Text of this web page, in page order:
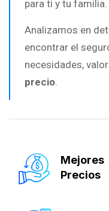
para ti y tu familia.
Analizamos en
encontrar el
necesidades,
precio.
Mejores
Precios